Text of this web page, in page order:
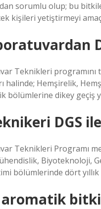
sorumlu olup; bu
kişileri yetiştirmeyi
Teknikleri programını
halinde; Hemşirelik,
bölümlerine dikey geçiş
DGS
Teknikleri Programı
Biyoteknoloji,
bölümlerinde dört
aromatik